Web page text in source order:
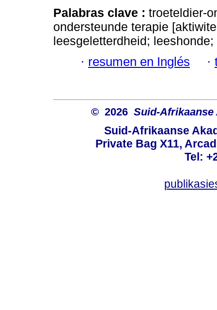
Palabras clave : troeteldier-
ondersteunde terapie
leesgeletterdheid;
· resumen en Inglés ·
© 2026 Suid-Afrikaanse
Suid-Afrikaanse
Private Bag X11,
Tel: